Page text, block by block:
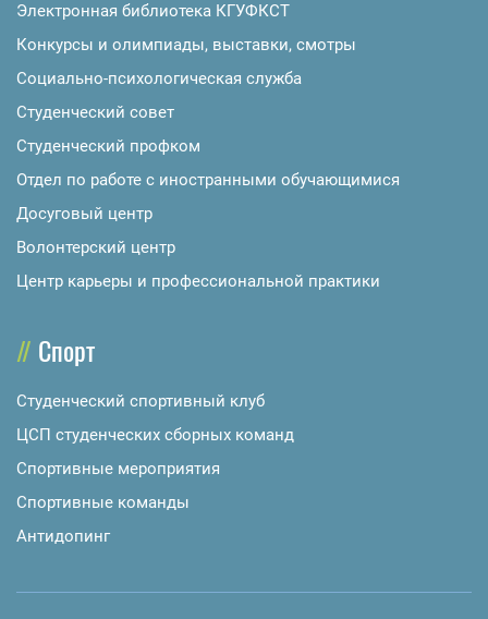
Электронная библиотека КГУФКСТ
Конкурсы и олимпиады, выставки, смотры
Социально-психологическая служба
Студенческий совет
Студенческий профком
Отдел по работе с иностранными обучающимися
Досуговый центр
Волонтерский центр
Центр карьеры и профессиональной практики
Спорт
Студенческий спортивный клуб
ЦСП студенческих сборных команд
Спортивные мероприятия
Спортивные команды
Антидопинг